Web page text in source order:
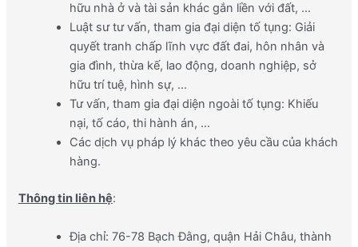
hữu nhà ở và tài sản khác gắn liền với đất, …
Luật sư tư vấn, tham gia đại diện tố tụng: Giải
quyết tranh chấp lĩnh vực đất đai, hôn nhân và
gia đình, thừa kế, lao động, doanh nghiệp, sở
hữu trí tuệ, hình sự, …
Tư vấn, tham gia đại diện ngoài tố tụng: Khiếu
nại, tố cáo, thi hành án, …
Các dịch vụ pháp lý khác theo yêu cầu của khách
hàng.
Thông tin liên hệ:
Địa chỉ: 76-78 Bạch Đằng, quận Hải Châu, thành